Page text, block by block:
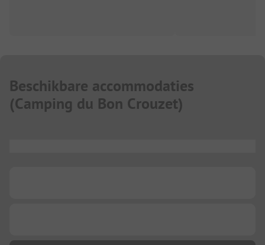
Beschikbare accommodaties
(Camping du Bon Crouzet)